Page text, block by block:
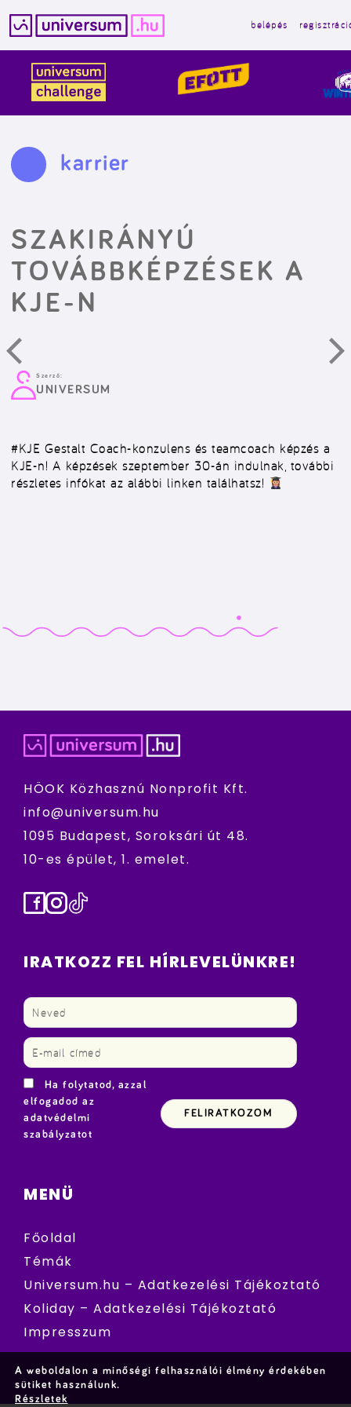
tartalomba
belépés
karrier
SZAKIRÁNYÚ
TOVÁBBKÉPZÉSEK A
KJE-N
Szerző:
UNIVERSUM
#KJE Gestalt Coach-konzulens és teamcoach képzés a
KJE-n! A képzések szeptember 30-án indulnak, további
részletes infókat az alábbi linken találhatsz!
HÖOK Közhasznú Nonprofit Kft.
info@universum.hu
1095 Budapest, Soroksári út 48.
10-es épület, 1. emelet.
Facebook
Instagram
TikTok
IRATKOZZ FEL HÍRLEVELÜNKRE!
Ha folytatod, azzal
elfogadod az
adatvédelmi
szabályzatot
MENÜ
Főoldal
Témák
Universum.hu – Adatkezelési Tájékoztató
Koliday – Adatkezelési Tájékoztató
Impresszum
A weboldalon a minőségi felhasználói élmény érdekében
sütiket használunk.
Részletek